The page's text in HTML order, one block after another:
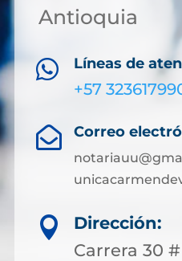
Antioquia
 Líneas de
+57
 Correo

Dirección:
Carrera 30